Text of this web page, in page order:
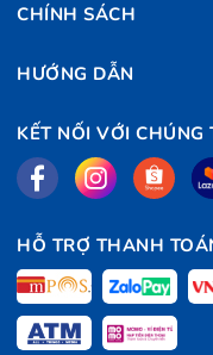
CHÍNH SÁCH
HƯỚNG DẪN
KẾT NỐI VỚI CHÚNG
HỖ TRỢ THANH